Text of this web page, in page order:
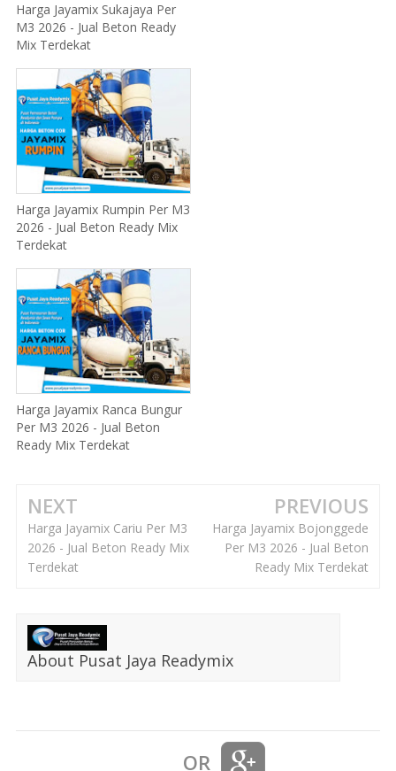
Harga Jayamix Sukajaya Per
M3 2026 - Jual Beton Ready
Mix Terdekat
Harga Jayamix Rumpin Per M3
2026 - Jual Beton Ready Mix
Terdekat
Harga Jayamix Ranca Bungur
Per M3 2026 - Jual Beton
Ready Mix Terdekat
NEXT
Harga Jayamix Cariu Per M3
2026 - Jual Beton Ready Mix
Terdekat
PREVIOUS
Harga Jayamix Bojonggede
Per M3 2026 - Jual Beton
Ready Mix Terdekat
About Pusat Jaya Readymix
OR